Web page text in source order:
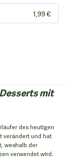
1,99 €
mit
des heutigen
verändert und hat
weshalb der
verwendet wird.